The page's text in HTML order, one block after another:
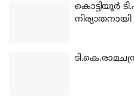
കൊട്ടിയൂര്‍
നിര്യാതനായി